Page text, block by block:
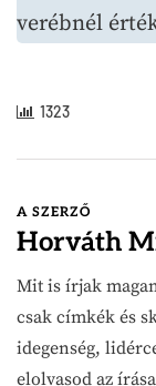
verébnél
1323
A SZERZŐ
Horváth
Mit is írjak
csak címkék és
idegenség,
elolvasod az